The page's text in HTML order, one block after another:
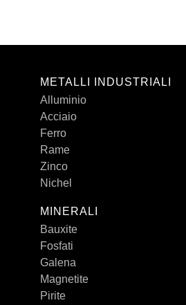
METALLI INDUSTRIALI
Alluminio
Acciaio
Ferro
Rame
Zinco
Nichel
MINERALI
Bauxite
Fosfati
Galena
Magnetite
Pirite